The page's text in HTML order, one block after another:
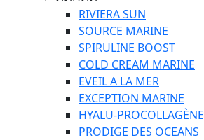
RIVIERA SUN
SOURCE MARINE
SPIRULINE BOOST
COLD CREAM MARINE
EVEIL A LA MER
EXCEPTION MARINE
HYALU-PROCOLLAGÈNE
PRODIGE DES OCEANS